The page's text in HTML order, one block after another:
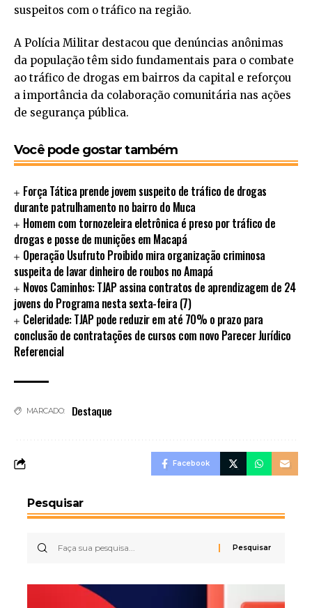
suspeitos com o tráfico na região.
A Polícia Militar destacou que denúncias anônimas
da população têm sido fundamentais para o combate
ao tráfico de drogas em bairros da capital e reforçou
a importância da colaboração comunitária nas ações
de segurança pública.
Você pode gostar também
Força Tática prende jovem suspeito de tráfico de drogas
durante patrulhamento no bairro do Muca
Homem com tornozeleira eletrônica é preso por tráfico de
drogas e posse de munições em Macapá
Operação Usufruto Proibido mira organização criminosa
suspeita de lavar dinheiro de roubos no Amapá
Novos Caminhos: TJAP assina contratos de aprendizagem de 24
jovens do Programa nesta sexta-feira (7)
Celeridade: TJAP pode reduzir em até 70% o prazo para
conclusão de contratações de cursos com novo Parecer Jurídico
Referencial
MARCADO: Destaque
Facebook
Pesquisar